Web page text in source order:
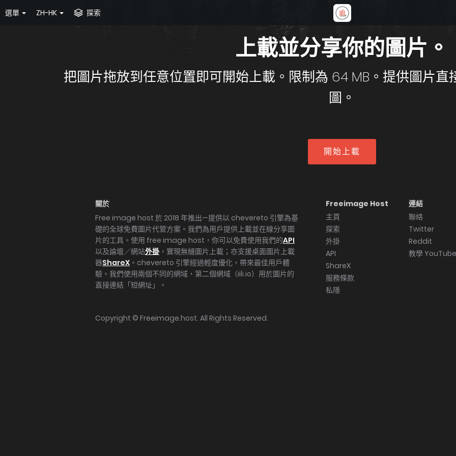
選單 ZH-HK 探索
上載並分享你的圖片。
把圖片拖放到任意位置即可開始上載。限制為 64 MB。提供圖片直
圖。
開始上載
關於
Free image host 於 2018 年推出—提供以 chevereto 引擎為基
礎的全球免費圖片代管方案。我們為用戶提供上載並在線分享圖
片的工具。使用 free image host，你可以免費使用我們的API
以及論壇／網站外掛，實現無縫圖片上載；亦支援桌面圖片上載
器ShareX 。chevereto 引擎經過輕度優化，帶來最佳用戶體
驗。我們使用兩個不同的網域，第二個網域（iili.io）用於圖片的
直接連結「短網址」。
Freeimage Host
主頁
探索
外掛
API
ShareX
服務條款
私隱
連結
聯絡
Twitter
Reddit
教學 YouTube
Copyright © Freeimage.host. All Rights Reserved.